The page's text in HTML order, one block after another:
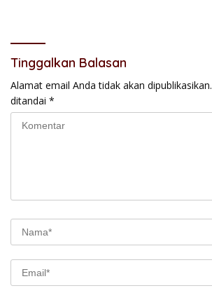
Tinggalkan Balasan
Alamat email Anda tidak akan dipublikasikan.
ditandai *